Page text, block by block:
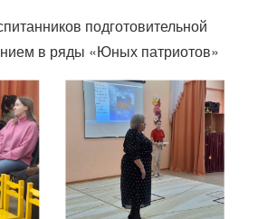
подготовительной
в ряды «Юных патриотов»